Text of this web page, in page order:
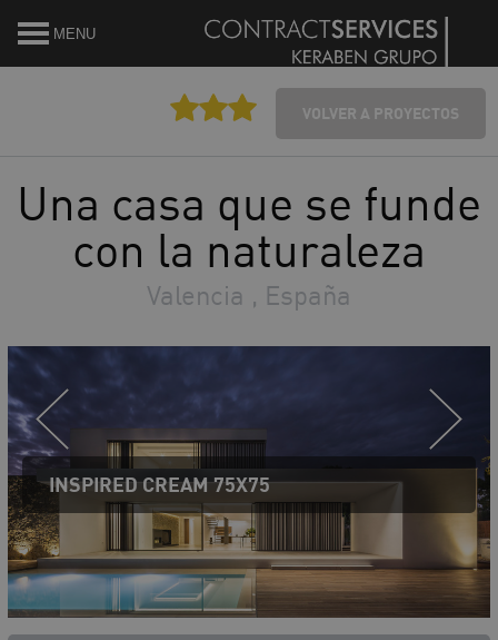
MENU
VOLVER A PROYECTOS
Una casa que se funde
con la naturaleza
Valencia , España
INSPIRED CREAM 75X75